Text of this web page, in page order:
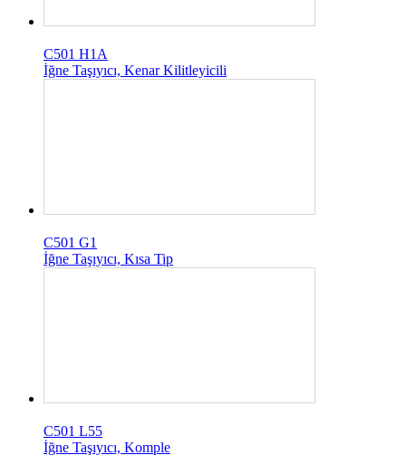
C501 H1A
İğne Taşıyıcı, Kenar Kilitleyicili
C501 G1
İğne Taşıyıcı, Kısa Tip
C501 L55
İğne Taşıyıcı, Komple